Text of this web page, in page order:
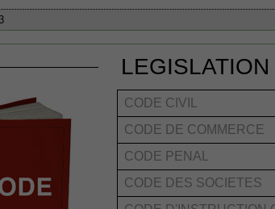
3
LEGISLATION
CODE CIVIL
CODE DE COMMERCE
CODE PENAL
CODE DES SOCIETES